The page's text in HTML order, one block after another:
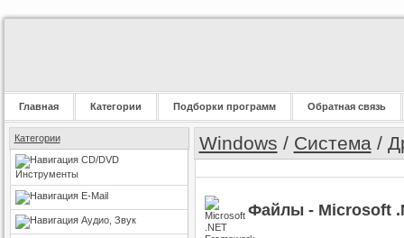
Главная Категории Подборки программ Обратная связь
Категории
CD/DVD
Инструменты
E-Mail
Аудио, Звук
Windows / Система/
Файлы - Microsoft